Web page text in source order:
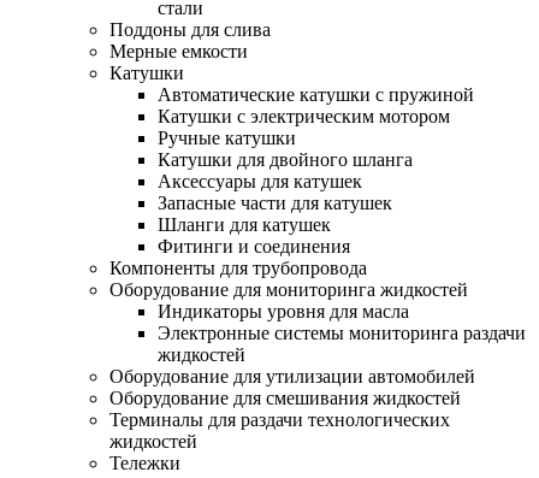
стали
Поддоны для слива
Мерные емкости
Катушки
Автоматические катушки с пружиной
Катушки с электрическим мотором
Ручные катушки
Катушки для двойного шланга
Аксессуары для катушек
Запасные части для катушек
Шланги для катушек
Фитинги и соединения
Компоненты для трубопровода
Оборудование для мониторинга жидкостей
Индикаторы уровня для масла
Электронные системы мониторинга раздачи
жидкостей
Оборудование для утилизации автомобилей
Оборудование для смешивания жидкостей
Терминалы для раздачи технологических
жидкостей
Тележки